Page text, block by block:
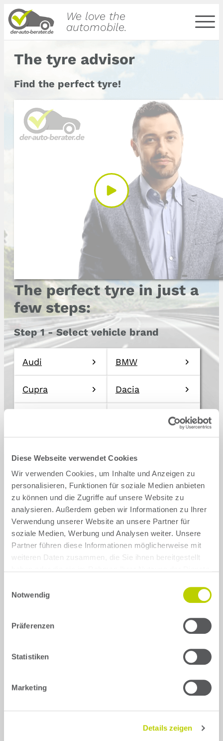
Diese Webseite verwendet Cookies
Wir verwenden Cookies, um Inhalte und Anzeigen zu
personalisieren, Funktionen für soziale Medien anbieten
zu können und die Zugriffe auf unsere Website zu
analysieren. Außerdem geben wir Informationen zu Ihrer
Verwendung unserer Website an unsere Partner für
soziale Medien, Werbung und Analysen weiter. Unsere
Partner führen diese Informationen möglicherweise mit
weiteren Daten zusammen, die Sie ihnen bereitgestellt
Notwendig
Präferenzen
Statistiken
Marketing
Details zeigen
We love the
automobile.
The tyre advisor
Find the perfect tyre!
The perfect tyre in just a
few steps:
Step 1 - Select vehicle brand
Audi BMW
Cupra Dacia
Skoda Tesla
Toyota VW
Show all brands
Back
Lada
Which Lada vehicle model do you
search